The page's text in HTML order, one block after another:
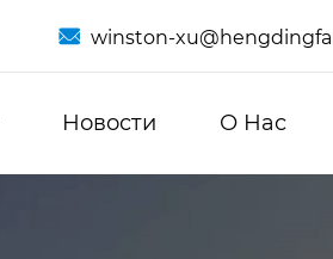
 winston-
Новости О Нас